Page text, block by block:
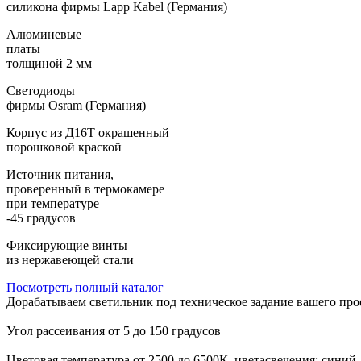
силикона фирмы Lapp Kabel (Германия)
Алюминевые
платы
толщиной 2 мм
Светодиоды
фирмы Osram (Германия)
Корпус из Д16Т окрашенный
порошковой краской
Источник питания,
проверенный в термокамере
при температуре
-45 градусов
Фиксирующие винты
из нержавеющей стали
Посмотреть полный каталог
Дорабатываем светильник под техническое задание вашего
Угол рассеивания от 5 до 150 градусов